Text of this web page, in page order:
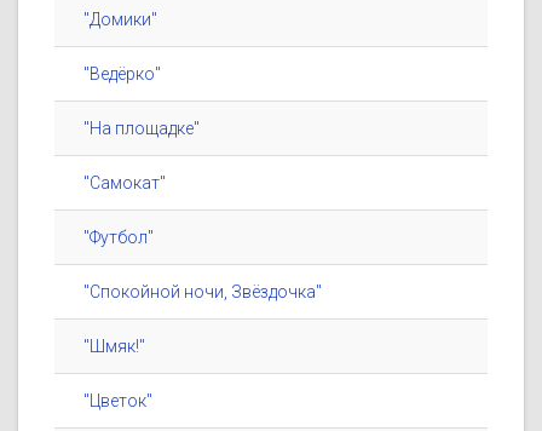
"Домики"
"Ведёрко"
"На площадке"
"Самокат"
"Футбол"
"Спокойной ночи, Звёздочка"
"Шмяк!"
"Цветок"